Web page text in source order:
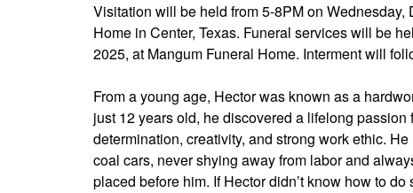
Visitation will be held from 5-8PM on Wednesday,
Home in Center, Texas. Funeral services will be
2025, at Mangum Funeral Home. Interment will
From a young age, Hector was known as a
just 12 years old, he discovered a lifelong
determination, creativity, and strong work ethic.
coal cars, never shying away from labor and
placed before him. If Hector didn’t know how to